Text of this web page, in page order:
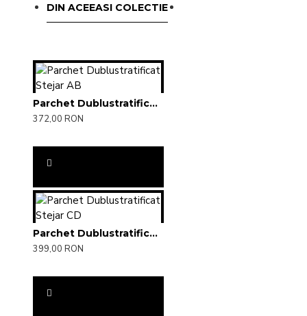
DIN ACEEASI COLECTIE
Parchet Dublustratificat Stejar AB
372,00 RON
Parchet Dublustratificat Stejar CD
399,00 RON